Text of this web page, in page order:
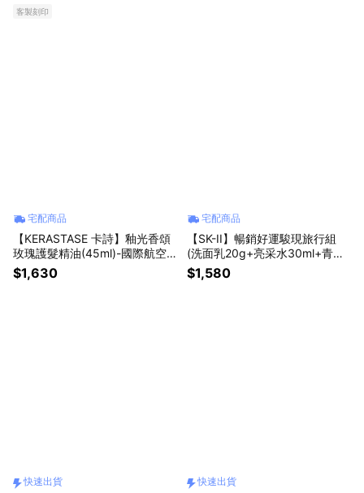
客製刻印
宅配商品
【KERASTASE 卡詩】釉光香頌
玫瑰護髮精油(45ml)-國際航空
版
$1,630
宅配商品
【SK-II】暢銷好運駿現旅行組
(洗面乳20g+亮采水30ml+青春
露30ml+致臻活膚霜15g+馬上有
錢小馬吊飾)附精品禮袋
$1,580
快速出貨 快速出貨